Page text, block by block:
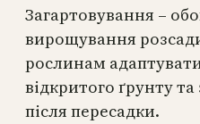
Загартовування –
вирощування
рослинам
відкритого ґрунту
після пересадки.